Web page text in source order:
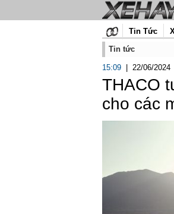
Tin Tức
Tin tức
15:09 22/06/2024
THACO
cho các